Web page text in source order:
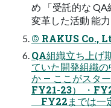
め 「受託的な
変革した活動 能力
© RAKUS Co.,
QA組織⽴ち上げ
ていた開発組織
か — ここがスタ
FY21-23） ・
FY22までは一